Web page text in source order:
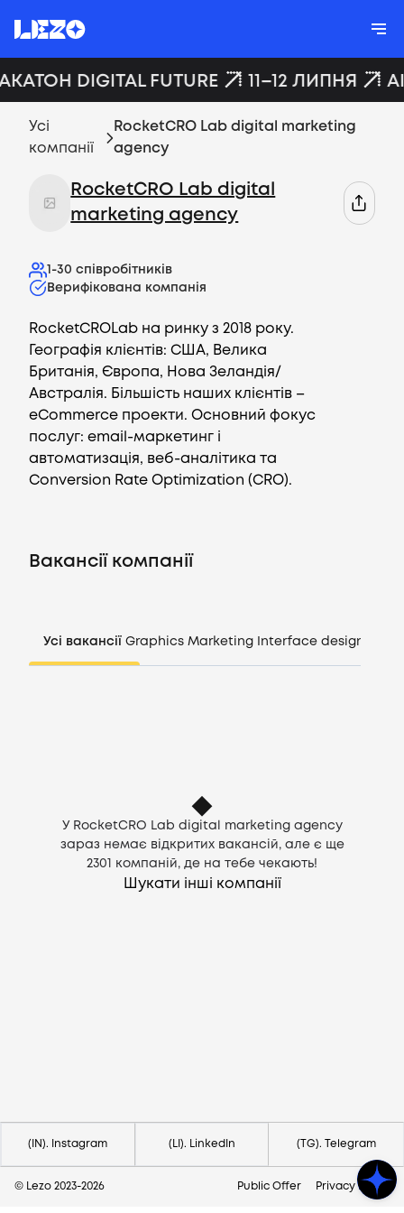
Вакансії
UA
DIGITAL FUTURE 11–12 ЛИПНЯ
Усі
компанії
RocketCRO Lab digital marketing
agency
RocketCRO Lab digital
marketing agency
1-30 співробітників
Верифікована компанія
RocketCROLab на ринку з 2018 року.
Географія клієнтів: США, Велика
Британія, Європа, Нова Зеландія/
Австралія. Більшість наших клієнтів –
eCommerce проекти. Основний фокус
послуг: email-маркетинг і
автоматизація, веб-аналітика та
Conversion Rate Optimization (CRO).
Вакансії компанії
Усі вакансії Graphics Marketing Interface design
У RocketCRO Lab digital marketing agency
зараз немає відкритих вакансій, але є ще
2301
компаній, де на тебе чекають!
Шукати інші компанії
(IN). Instagram (LI). LinkedIn (TG). Telegram
© Lezo 2023-2026 Public Offer Privacy Policy